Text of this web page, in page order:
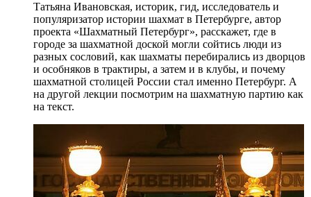
Татьяна Ивановская, историк, гид, исследователь и
популяризатор истории шахмат в Петербурге, автор
проекта «Шахматный Петербург», расскажет, где в
городе за шахматной доской могли сойтись люди из
разных сословий, как шахматы перебирались из дворцов
и особняков в трактиры, а затем и в клубы, и почему
шахматной столицей России стал именно Петербург. А
на другой лекции посмотрим на шахматную партию как
на текст.